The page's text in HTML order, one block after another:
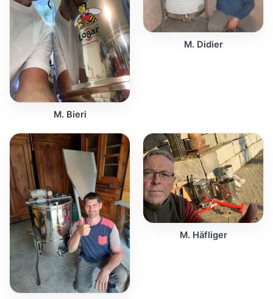
M. Bieri
M. Didier
M. Häfliger